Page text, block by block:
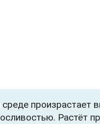
произрастает
Растёт